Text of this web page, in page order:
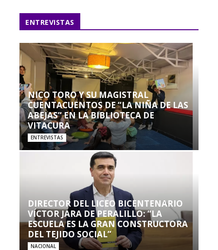
ENTREVISTAS
NICO TORO Y SU MAGISTRAL
CUENTACUENTOS DE “LA NIÑA DE LAS
ABEJAS” EN LA BIBLIOTECA DE
VITACURA
ENTREVISTAS
DIRECTOR DEL LICEO BICENTENARIO
VÍCTOR JARA DE PERALILLO: “LA
ESCUELA ES LA GRAN CONSTRUCTORA
DEL TEJIDO SOCIAL”
NACIONAL